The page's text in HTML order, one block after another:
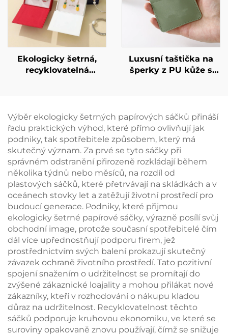
dárková krabička s
logem.
šperky, náhrdelníky a
prsteny.
Ekologicky šetrná,
recyklovatelná
objednávky (MOQ),
minimalistická
lepenková krabička na
šperky pro dárkové i
prodejní účely,
připraveno k odeslání
Luxusní taštička na
šperky z PU kůže s
rtěnku s pružinovým
kovovým uzávěrem
pro balení šperků
Výběr ekologicky šetrných papírových sáčků přináší
řadu praktických výhod, které přímo ovlivňují jak
podniky, tak spotřebitele způsobem, který má
skutečný význam. Za prvé se tyto sáčky při
správném odstranění přirozeně rozkládají během
několika týdnů nebo měsíců, na rozdíl od
plastových sáčků, které přetrvávají na skládkách a v
oceánech stovky let a zatěžují životní prostředí pro
budoucí generace. Podniky, které přijmou
ekologicky šetrné papírové sáčky, výrazně posílí svůj
obchodní image, protože současní spotřebitelé čím
dál více upřednostňují podporu firem, jež
prostřednictvím svých balení prokazují skutečný
závazek ochraně životního prostředí. Tato pozitivní
spojení snažením o udržitelnost se promítají do
zvýšené zákaznické loajality a mohou přilákat nové
zákazníky, kteří v rozhodování o nákupu kladou
důraz na udržitelnost. Recyklovatelnost těchto
sáčků podporuje kruhovou ekonomiku, ve které se
suroviny opakovaně znovu používají, čímž se snižuje